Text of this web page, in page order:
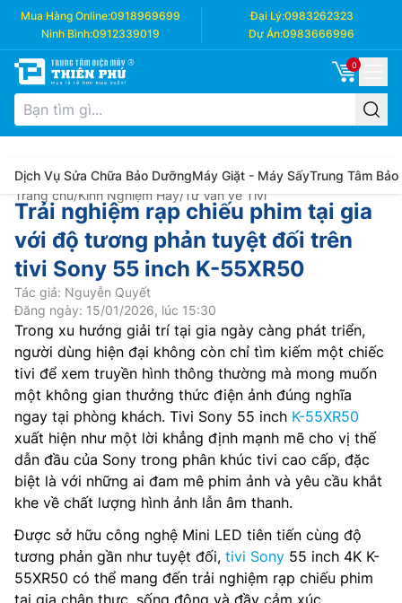
Mua Hàng Online:0918969699 Đại Lý:0983262323
Ninh Bình:0912339019 Dự Án:0983666996
0
Dịch Vụ Sửa Chữa Bảo DưỡngMáy Giặt - Máy SấyTrung Tâm Bảo
Trang chủ/Kinh Nghiệm Hay/Tư Vấn về Tivi
Trải nghiệm rạp chiếu phim tại gia
với độ tương phản tuyệt đối trên
tivi Sony 55 inch K-55XR50
Tác giả: Nguyễn Quyết
Đăng ngày: 15/01/2026, lúc 15:30
Trong xu hướng giải trí tại gia ngày càng phát triển,
người dùng hiện đại không còn chỉ tìm kiếm một chiếc
tivi để xem truyền hình thông thường mà mong muốn
một không gian thưởng thức điện ảnh đúng nghĩa
ngay tại phòng khách. Tivi Sony 55 inch K-55XR50
xuất hiện như một lời khẳng định mạnh mẽ cho vị thế
dẫn đầu của Sony trong phân khúc tivi cao cấp, đặc
biệt là với những ai đam mê phim ảnh và yêu cầu khắt
khe về chất lượng hình ảnh lẫn âm thanh.
Được sở hữu công nghệ Mini LED tiên tiến cùng độ
tương phản gần như tuyệt đối, tivi Sony 55 inch 4K K-
55XR50 có thể mang đến trải nghiệm rạp chiếu phim
tại gia chân thực, sống động và đầy cảm xúc.